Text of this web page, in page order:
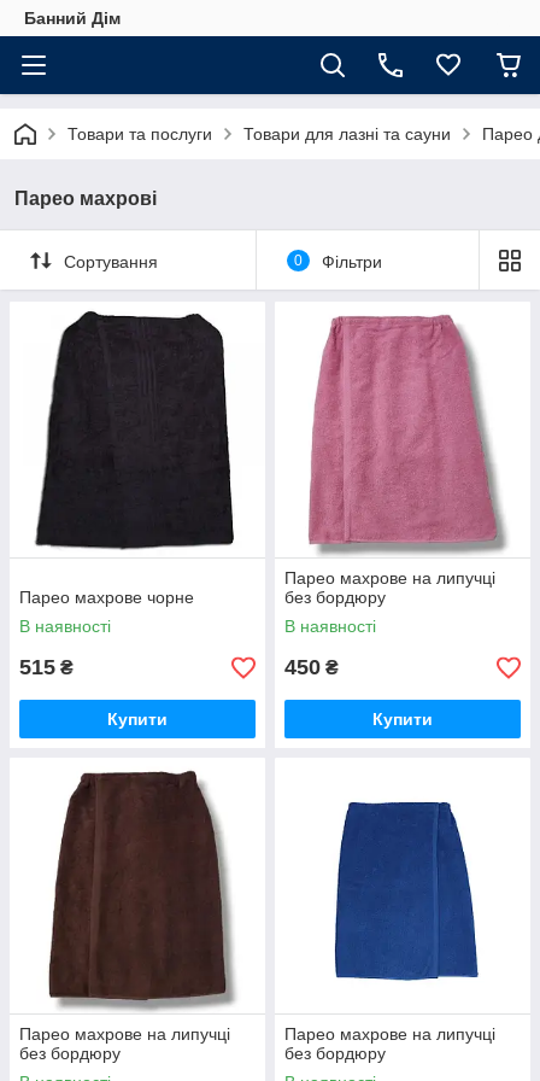
Банний Дім
Товари та послуги Товари для лазні та сауни Парео
Парео махрові
Сортування 0 Фільтри
Парео махрове чорне
В наявності
515 ₴
Купити
Парео махрове на липучці
без бордюру
В наявності
450 ₴
Купити
Парео махрове на липучці
без бордюру
Парео махрове на липучці
без бордюру